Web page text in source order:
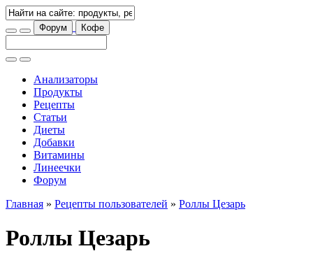
Форум Кофе
Анализаторы
Продукты
Рецепты
Статьи
Диеты
Добавки
Витамины
Линеечки
Форум
Главная » Рецепты пользователей » Роллы Цезарь
Роллы Цезарь